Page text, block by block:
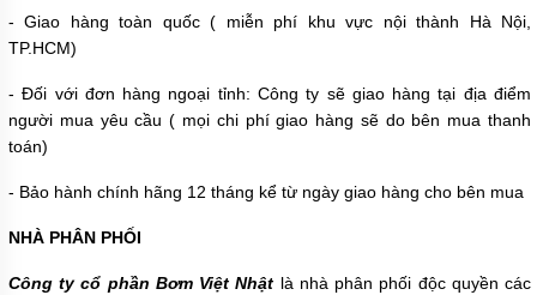
HỆ
- Giao hàng toàn quốc ( miễn phí khu vực nội thành Hà Nội,
TP.HCM)
- Đối với đơn hàng ngoại tỉnh: Công ty sẽ giao hàng tại địa điểm
người mua yêu cầu ( mọi chi phí giao hàng sẽ do bên mua thanh
toán)
- Bảo hành chính hãng 12 tháng kể từ ngày giao hàng cho bên mua
NHÀ PHÂN PHỐI
Công ty cổ phần Bơm Việt Nhật là nhà phân phối độc quyền các